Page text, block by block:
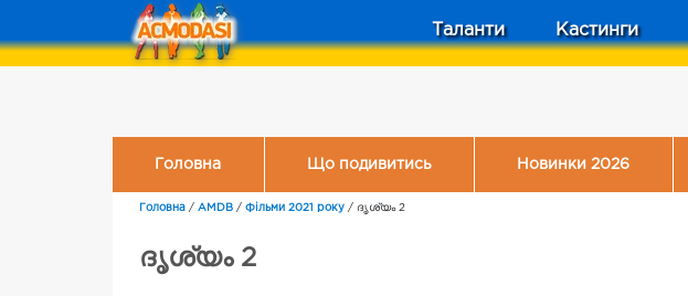
Таланти Кастинги
Головна Що подивитись Новинки 2026
Головна / AMDB / Фільми 2021 року / ദൃശ്യം 2
ദൃശ്യം 2